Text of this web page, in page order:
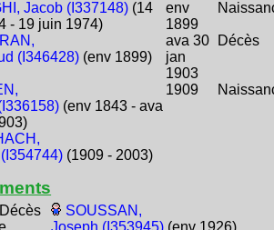
Jacob (I337148) (14
- 19 juin 1974)
env
1899
(I346428) (env 1899)
ava 30
jan
1903
Décès
(env 1843 - ava
1909
(1909 - 2003)
Décès
SOUSSAN,
Joseph (I353945) (env 1926)